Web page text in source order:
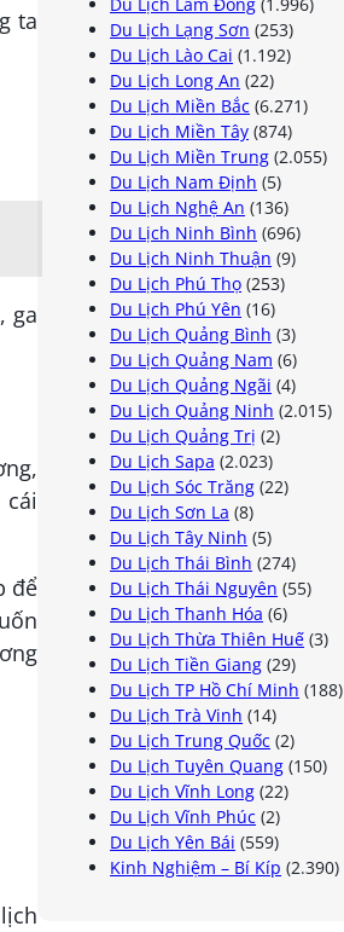
ta
ga
để
Du Lịch Lạng Sơn (253)
Du Lịch Lào Cai (1.192)
Du Lịch Long An (22)
Du Lịch Miền Bắc (6.271)
Du Lịch Miền Tây (874)
Du Lịch Miền Trung (2.055)
Du Lịch Nam Định (5)
Du Lịch Nghệ An (136)
Du Lịch Ninh Bình (696)
Du Lịch Ninh Thuận (9)
Du Lịch Phú Thọ (253)
Du Lịch Phú Yên (16)
Du Lịch Quảng Bình (3)
Du Lịch Quảng Nam (6)
Du Lịch Quảng Ngãi (4)
Du Lịch Quảng Ninh (2.015)
Du Lịch Quảng Trị (2)
Du Lịch Sapa (2.023)
Du Lịch Sóc Trăng (22)
Du Lịch Sơn La (8)
Du Lịch Tây Ninh (5)
Du Lịch Thái Bình (274)
Du Lịch Thái Nguyên (55)
Du Lịch Thanh Hóa (6)
Du Lịch Thừa Thiên Huế (3)
Du Lịch Tiền Giang (29)
Du Lịch TP Hồ Chí Minh (188)
Du Lịch Trà Vinh (14)
Du Lịch Trung Quốc (2)
Du Lịch Tuyên Quang (150)
Du Lịch Vĩnh Long (22)
Du Lịch Vĩnh Phúc (2)
Du Lịch Yên Bái (559)
Kinh Nghiệm – Bí Kíp (2.390)